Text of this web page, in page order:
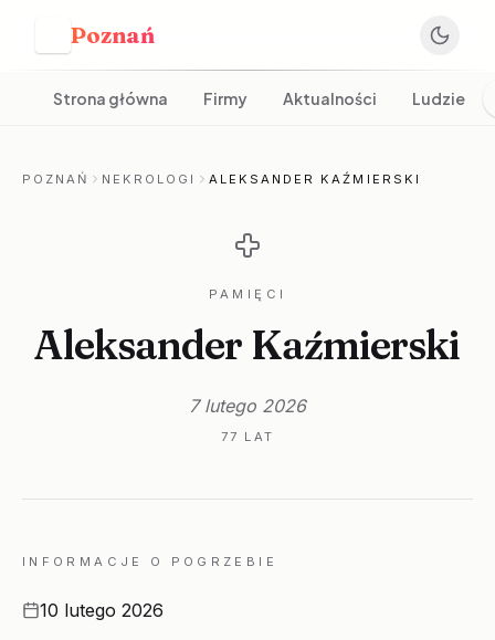
Poznań
Strona główna Firmy Aktualności Ludzie
POZNAŃ NEKROLOGI ALEKSANDER KAŹMIERSKI
PAMIĘCI
Aleksander Kaźmierski
7 lutego 2026
77 LAT
INFORMACJE O POGRZEBIE
Data10 lutego 2026